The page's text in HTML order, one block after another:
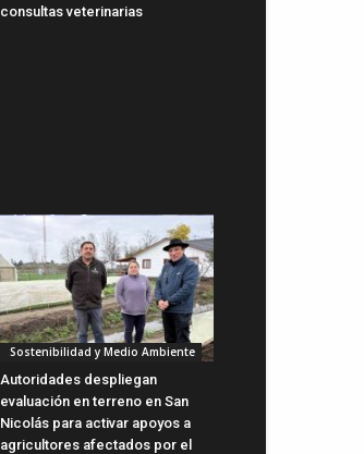
consultas veterinarias
Sostenibilidad y Medio Ambiente
Autoridades despliegan
evaluación en terreno en San
Nicolás para activar apoyos a
agricultores afectados por el